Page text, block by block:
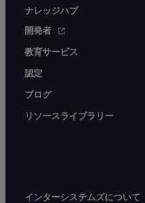
ナレッジハブ
開発者
教育サービス
認定
ブログ
リソースライブラリー
インターシステムズについて